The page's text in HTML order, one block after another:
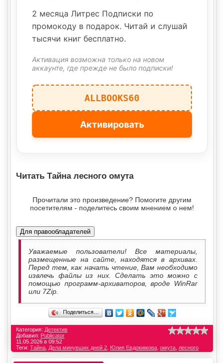
2 месяца Литрес Подписки по
промокоду в подарок. Читай и слушай
тысячи книг бесплатно.
Активация возможна только на новом
аккаунте, где прежде не было подписки!
ALLBOOKS60
Активировать
Читать Тайна лесного омута
Прочитали это произведение? Помогите другим
посетителям - поделитесь своим мнением о нем!
Для правообладателей
Уважаемые пользователи! Все материалы,
размещенные на сайте, находятся в архивах.
Перед тем, как начать чтение, Вам необходимо
извлечь файлы из них. Сделать это можно с
помощью программ-архиваторов, вроде WinRar
или 7Zip.
Поделиться…
Категория: Детектив
Добавил: Publicator
11.05.2026 в 09:52
Теги: Тайна Дела минувших дней 2 Юлия Евдокимова омута лесного